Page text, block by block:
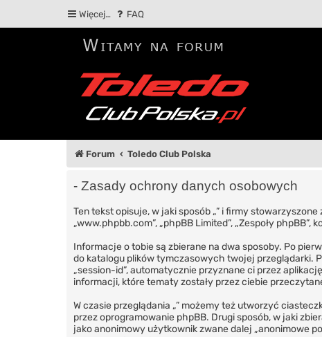
Więcej… FAQ
Forum Toledo Club Polska
- Zasady ochrony danych osobowych
Ten tekst opisuje, w jaki sposób „” i firmy stowarzyszone
„www.phpbb.com”, „phpBB Limited”, „Zespoły
Informacje o tobie są zbierane na dwa sposoby. Po
do katalogu plików tymczasowych twojej przeglądarki.
„session-id”, automatycznie przyznane ci przez
informacji, które tematy zostały przez ciebie
W czasie przeglądania „” możemy też utworzyć
przez oprogramowanie phpBB. Drugi sposób, w jaki
jako anonimowy użytkownik zwane dalej „anonimowe